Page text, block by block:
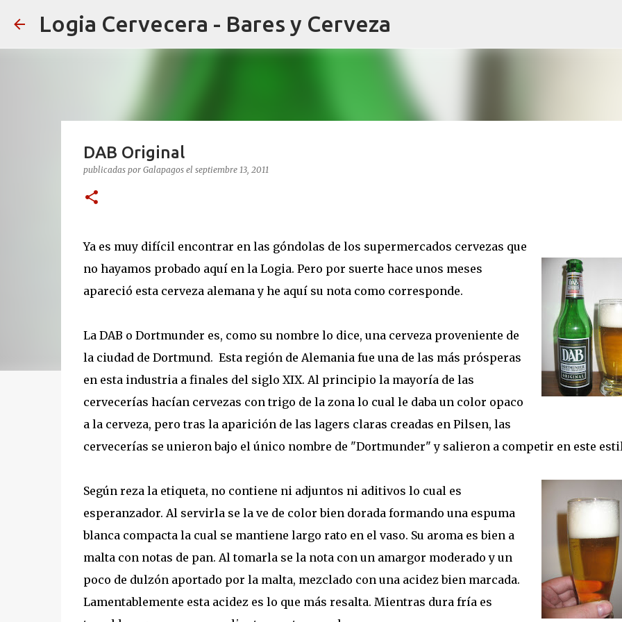
Logia Cervecera - Bares y Cerveza
DAB Original
publicadas por Galapagos el septiembre 13, 2011
Ya es muy difícil encontrar en las góndolas de los supermercados cervezas que
no hayamos probado aquí en la Logia. Pero por suerte hace unos meses
apareció esta cerveza alemana y he aquí su nota como corresponde.
La DAB o Dortmunder es, como su nombre lo dice, una cerveza proveniente de
la ciudad de Dortmund. Esta región de Alemania fue una de las más prósperas
en esta industria a finales del siglo XIX. Al principio la mayoría de las
cervecerías hacían cervezas con trigo de la zona lo cual le daba un color opaco
a la cerveza, pero tras la aparición de las lagers claras creadas en Pilsen, las
cervecerías se unieron bajo el único nombre de "Dortmunder" y salieron a competir en este
Según reza la etiqueta, no contiene ni adjuntos ni aditivos lo cual es
esperanzador. Al servirla se la ve de color bien dorada formando una espuma
blanca compacta la cual se mantiene largo rato en el vaso. Su aroma es bien a
malta con notas de pan. Al tomarla se la nota con un amargor moderado y un
poco de dulzón aportado por la malta, mezclado con una acidez bien marcada.
Lamentablemente esta acidez es lo que más resalta. Mientras dura fría es